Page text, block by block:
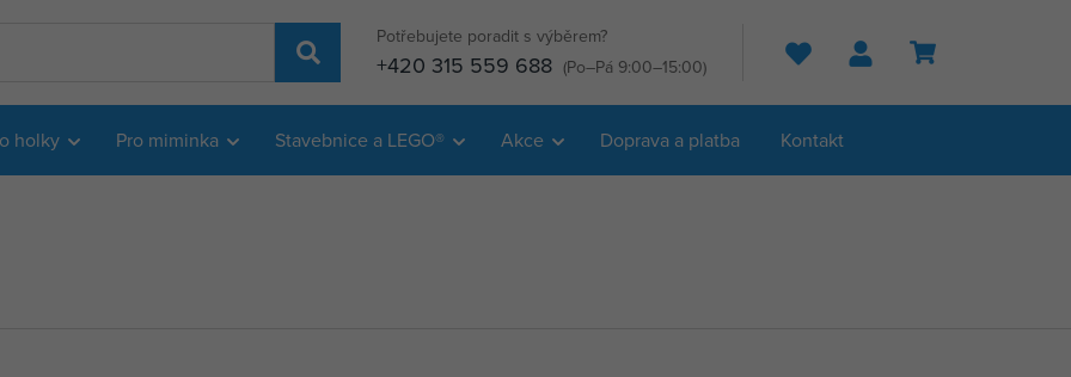
Potřebujete poradit s výběrem?
+420 315 559 688 (Po–Pá 9:00–15:00) Hledat
holky Pro miminka Stavebnice a LEGO® Akce Doprava a platba Kontakt